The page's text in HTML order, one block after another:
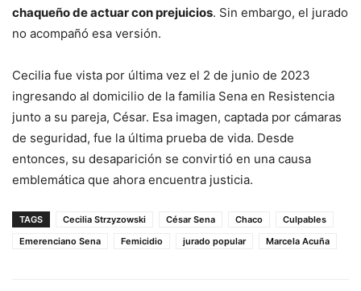
chaqueño de actuar con prejuicios. Sin embargo, el jurado
no acompañó esa versión.
Cecilia fue vista por última vez el 2 de junio de 2023
ingresando al domicilio de la familia Sena en Resistencia
junto a su pareja, César. Esa imagen, captada por cámaras
de seguridad, fue la última prueba de vida. Desde
entonces, su desaparición se convirtió en una causa
emblemática que ahora encuentra justicia.
TAGS Cecilia Strzyzowski César Sena Chaco
Culpables
Emerenciano Sena
Femicidio jurado popular Marcela Acuña